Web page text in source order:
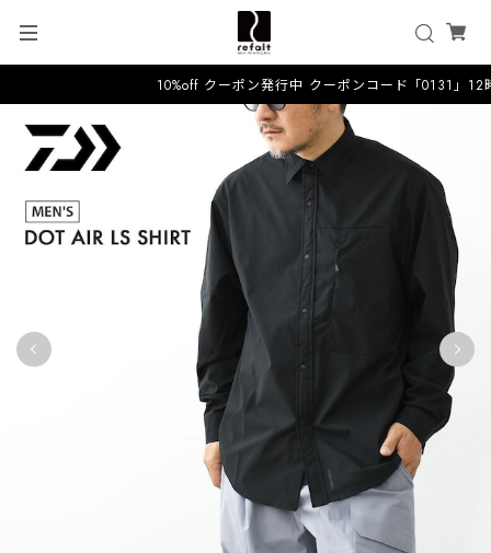
10%off クーポン発行中 クーポンコード「0131」12